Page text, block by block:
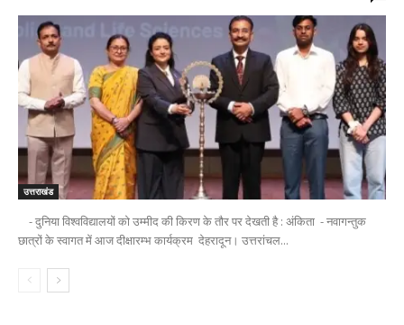
उत्तराखंड
- दुनिया विश्वविद्यालयों को उम्मीद की किरण के तौर पर देखती है : अंकिता - नवागन्तुक
छात्रों के स्वागत में आज दीक्षारम्भ कार्यक्रम देहरादून। उत्तरांचल...